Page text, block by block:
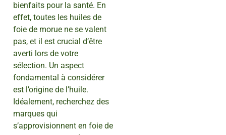
bienfaits pour la santé. En
effet, toutes les huiles de
foie de morue ne se valent
pas, et il est crucial d’être
averti lors de votre
sélection. Un aspect
fondamental à considérer
est l’origine de l’huile.
Idéalement, recherchez des
marques qui
s’approvisionnent en foie de